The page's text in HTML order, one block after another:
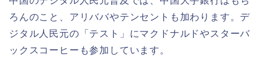
ろんのこと、アリババやテンセントも加わります。デ
ジタル人民元の「テスト」にマクドナルドやスターバ
ックスコーヒーも参加しています。